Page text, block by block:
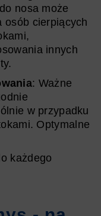
nosa może
osób cierpiących
innych
: Ważne
w przypadku
Optymalne
każdego